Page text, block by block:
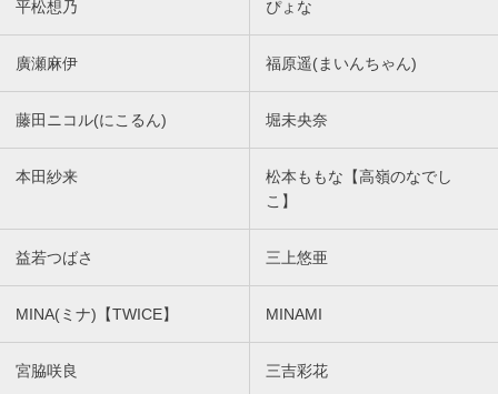
平松想乃 ぴょな
廣瀬麻伊 福原遥(まいんちゃん)
藤田ニコル(にこるん) 堀未央奈
本田紗来
松本ももな【高嶺のなでし
こ】
益若つばさ 三上悠亜
MINA(ミナ)【TWICE】 MINAMI
宮脇咲良 三吉彩花